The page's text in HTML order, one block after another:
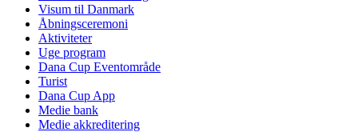
Visum til Danmark
Åbningsceremoni
Aktiviteter
Uge program
Dana Cup Eventområde
Turist
Dana Cup App
Medie bank
Medie akkreditering